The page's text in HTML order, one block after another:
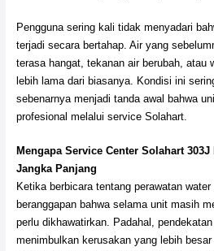
Pengguna sering kali tidak menyadari
terjadi secara bertahap. Air yang
terasa hangat, tekanan air berubah, atau
lebih lama dari biasanya. Kondisi ini
sebenarnya menjadi tanda awal bahwa
profesional melalui service Solahart.
Mengapa Service Center Solahart
Jangka Panjang
Ketika berbicara tentang perawatan
beranggapan bahwa selama unit masih
perlu dikhawatirkan. Padahal,
menimbulkan kerusakan yang lebih